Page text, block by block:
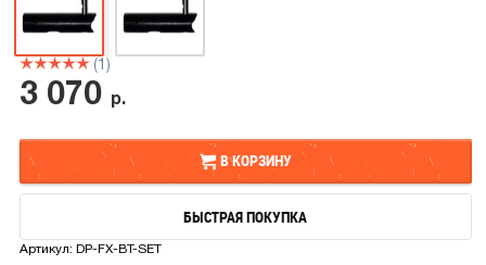
(1)
3 070 р.
В КОРЗИНУ
В КОРЗИНУ
БЫСТРАЯ ПОКУПКА
Артикул:DP-FX-BT-SET